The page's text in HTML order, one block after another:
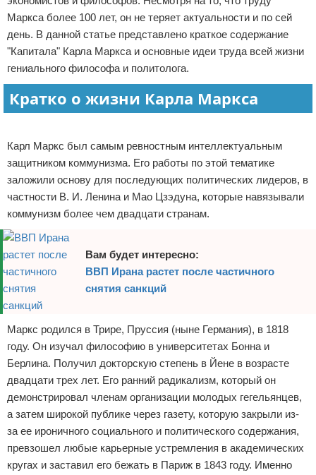
Экономика
Разное
Отказ от ответственности
Маркса более 100 лет, он не теряет актуальности и по сей
день. В данной статье представлено краткое содержание
"Капитала" Карла Маркса и основные идеи труда всей жизни
гениального философа и политолога.
Кратко о жизни Карла Маркса
Карл Маркс был самым ревностным интеллектуальным
защитником коммунизма. Его работы по этой тематике
заложили основу для последующих политических лидеров, в
частности В. И. Ленина и Мао Цзэдуна, которые навязывали
коммунизм более чем двадцати странам.
Вам будет интересно:
ВВП Ирана растет после частичного
снятия санкций
Маркс родился в Трире, Пруссия (ныне Германия), в 1818
году. Он изучал философию в университетах Бонна и
Берлина. Получил докторскую степень в Йене в возрасте
двадцати трех лет. Его ранний радикализм, который он
демонстрировал членам организации молодых гегельянцев,
а затем широкой публике через газету, которую закрыли из-
за ее ироничного социального и политического содержания,
превзошел любые карьерные устремления в академических
кругах и заставил его бежать в Париж в 1843 году. Именно